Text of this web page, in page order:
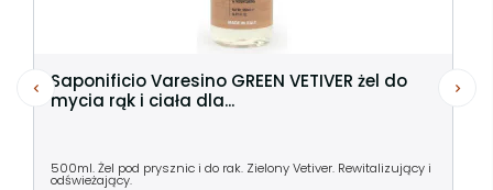
Saponificio Varesino GREEN VETIVER żel do
mycia rąk i ciała dla...
500ml. Żel pod prysznic i do rak. Zielony Vetiver. Rewitalizujący i
odświeżający.